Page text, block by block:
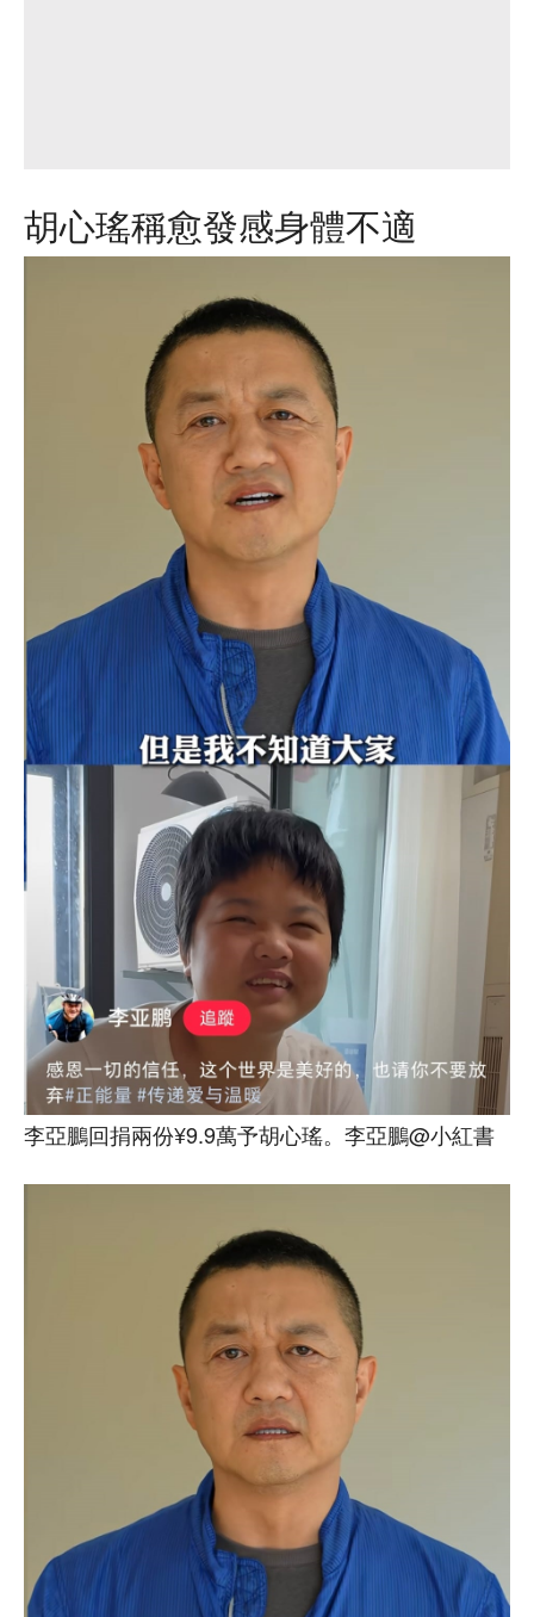
胡心瑤稱愈發感身體不適
李亞鵬回捐兩份¥9.9萬予胡心瑤。李亞鵬@小紅書